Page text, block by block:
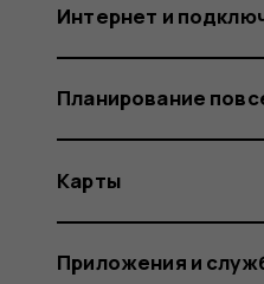
Интернет и
Планирование
Карты
Приложения и